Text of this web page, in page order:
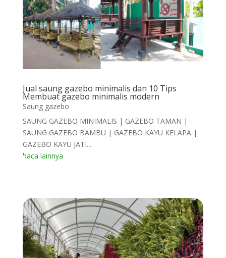
Jual saung gazebo minimalis dan 10 Tips
Membuat gazebo minimalis modern
Saung gazebo
SAUNG GAZEBO MINIMALIS | GAZEBO TAMAN |
SAUNG GAZEBO BAMBU | GAZEBO KAYU KELAPA |
GAZEBO KAYU JATI...
baca lainnya